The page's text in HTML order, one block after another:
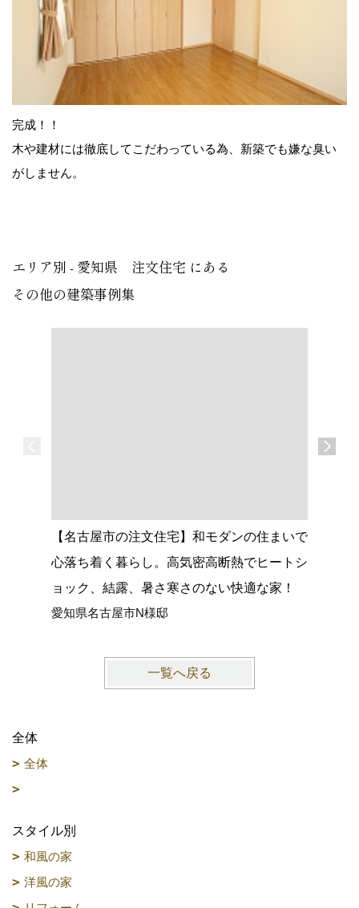
完成！！
木や建材には徹底してこだわっている為、新築でも嫌な臭い
がしません。
エリア別 - 愛知県 注文住宅 にある
その他の建築事例集
【名古屋市の注文住宅】和モダンの住まいで
心落ち着く暮らし。高気密高断熱でヒートシ
ョック、結露、暑さ寒さのない快適な家！
愛知県名古屋市N様邸
一覧へ戻る
全体
全体
スタイル別
和風の家
洋風の家